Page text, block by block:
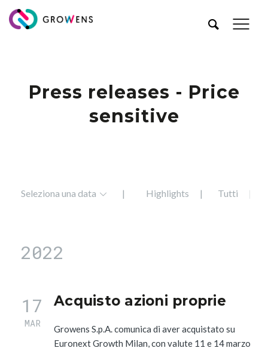
Press releases - Price
sensitive
Seleziona una data Highlights Tutti
2022
17
MAR
Acquisto azioni proprie
Growens S.p.A. comunica di aver acquistato su
Euronext Growth Milan, con valute 11 e 14 marzo